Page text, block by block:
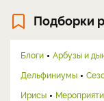
Подборки
Блоги Арбузы и
Дельфиниумы
Ирисы